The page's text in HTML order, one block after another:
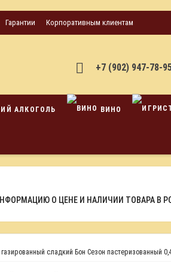
Гарантии Корпоративным клиентам
+7 (902) 947-78-
АЛКОГОЛЬ ВИНО
О ЦЕНЕ И НАЛИЧИИ ТОВАРА В
сладкий Бон Сезон пастеризованный